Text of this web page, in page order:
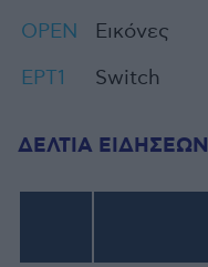
OPEN
Εικόνες
ΕΡΤ1
Switch
ΔΕΛΤΙΑ ΕΙΔΗΣΕΩΝ